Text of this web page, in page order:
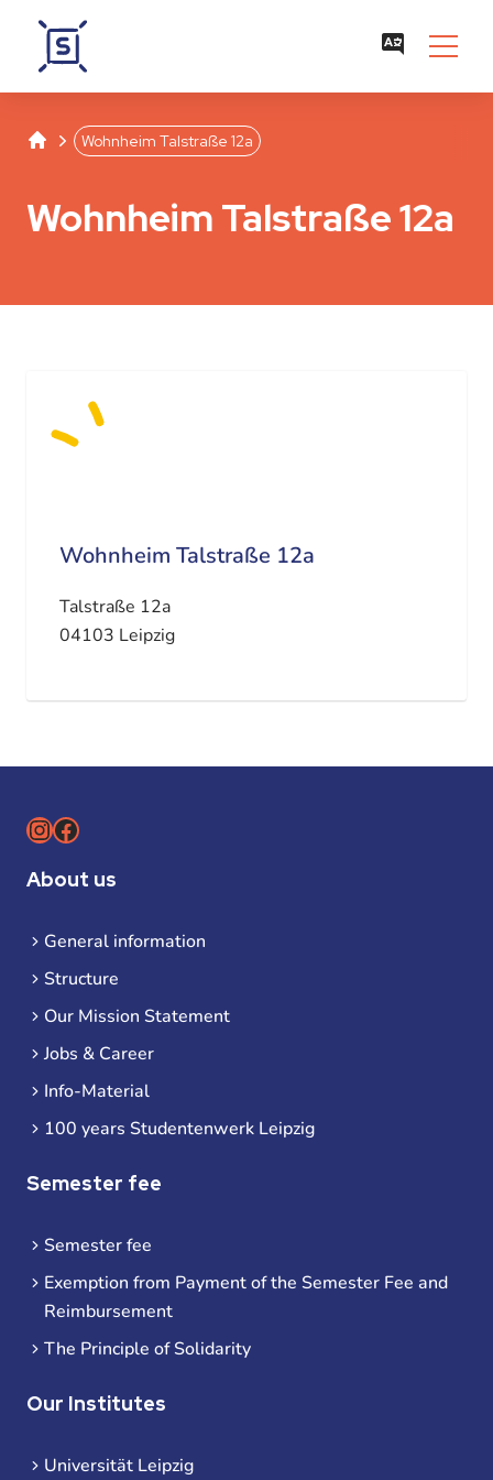
Studentenwerk Leipzig
SeparatorWohnheim Talstraße 12a
Wohnheim Talstraße 12a
Wohnheim Talstraße 12a
Talstraße 12a
04103 Leipzig
Instagram
Facebook
About us
General information
Structure
Our Mission Statement
Jobs & Career
Info-Material
100 years Studentenwerk Leipzig
Semester fee
Semester fee
Exemption from Payment of the Semester Fee and
Reimbursement
The Principle of Solidarity
Our Institutes
Universität Leipzig